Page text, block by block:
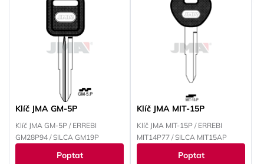
Klíč JMA GM-5P
Klíč JMA GM-5P / ERREBI
GM28P94 / SILCA GM19P
Poptat
Klíč JMA MIT-15P
Klíč JMA MIT-15P / ERREBI
MIT14P77 / SILCA MIT15AP
Poptat